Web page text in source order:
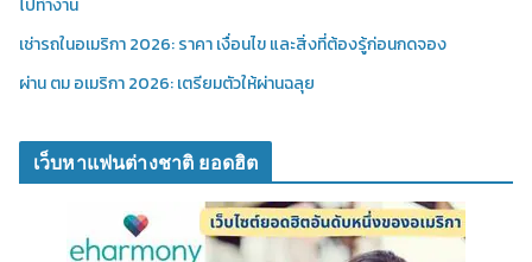
ไปทำงาน
เช่ารถในอเมริกา 2026: ราคา เงื่อนไข และสิ่งที่ต้องรู้ก่อนกดจอง
ผ่าน ตม อเมริกา 2026: เตรียมตัวให้ผ่านฉลุย
เว็บหาแฟนต่างชาติ ยอดฮิต